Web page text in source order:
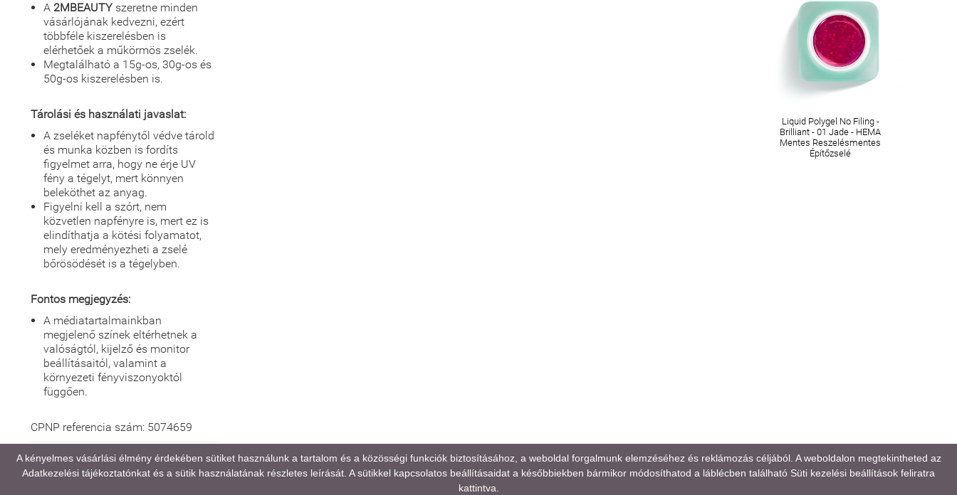
A 2MBEAUTY szeretne minden
vásárlójának kedvezni, ezért
többféle kiszerelésben is
elérhetőek a műkörmös zselék.
Megtalálható a 15g-os, 30g-os és
50g-os kiszerelésben is.
Tárolási és használati javaslat:
A zseléket napfénytől védve tárold
és munka közben is fordíts
figyelmet arra, hogy ne érje UV
fény a tégelyt, mert könnyen
beleköthet az anyag.
Figyelni kell a szórt, nem
közvetlen napfényre is, mert ez is
elindíthatja a kötési folyamatot,
mely eredményezheti a zselé
bőrösödését is a tégelyben.
Fontos megjegyzés:
A médiatartalmainkban
megjelenő színek eltérhetnek a
valóságtól, kijelző és monitor
beállításaitól, valamint a
környezeti fényviszonyoktól
függően.
CPNP referencia szám: 5074659
GYAKORI KÉRDÉSEK (FAQ)
Liquid Polygel No Filing -
Brilliant - 01 Jade - HEMA
Mentes Reszelésmentes
Építőzselé
A kényelmes vásárlási élmény érdekében sütiket használunk a tartalom és a közösségi funkciók biztosításához, a weboldal forgalmunk elemzéséhez és reklámozás céljából. A weboldalon megtekintheted az
Adatkezelési tájékoztatónkat és a sütik használatának részletes leírását. A sütikkel kapcsolatos beállításaidat a későbbiekben bármikor módosíthatod a láblécben található Süti kezelési beállítások feliratra
kattintva.